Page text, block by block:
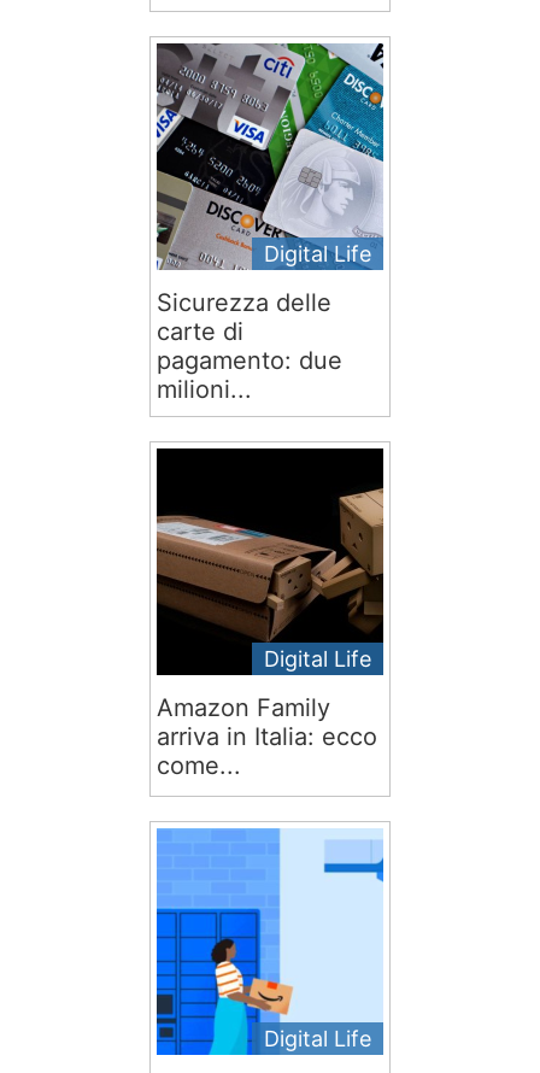
Digital Life
Sicurezza delle
carte di
pagamento: due
milioni...
Digital Life
Amazon Family
arriva in Italia: ecco
come...
Digital Life